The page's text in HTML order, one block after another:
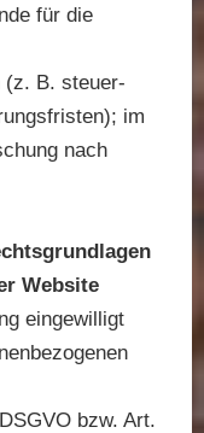
für die
(z. B. steuer-
im
nach
Website
eingewilligt
bzw. Art.